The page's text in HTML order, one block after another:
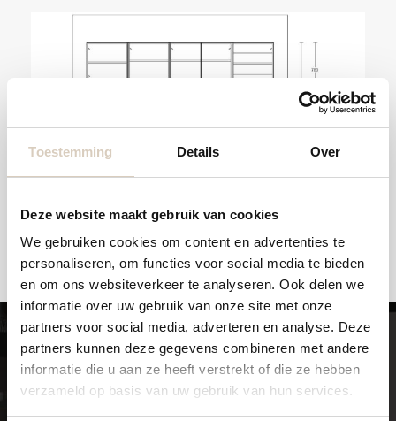
Toestemming Details Over
Deze website maakt gebruik van cookies
We gebruiken cookies om content en advertenties te
personaliseren, om functies voor social media te bieden
en om ons websiteverkeer te analyseren. Ook delen we
informatie over uw gebruik van onze site met onze
partners voor social media, adverteren en analyse. Deze
partners kunnen deze gegevens combineren met andere
informatie die u aan ze heeft verstrekt of die ze hebben
verzameld op basis van uw gebruik van hun services.
In andere maten en